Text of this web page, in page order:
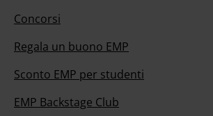
Concorsi
Regala un buono EMP
Sconto EMP per studenti
EMP Backstage Club